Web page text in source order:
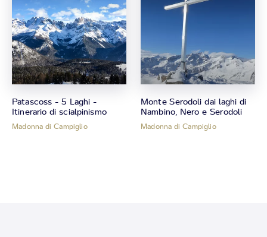
Patascoss - 5 Laghi -
Itinerario di scialpinismo
Madonna di Campiglio
Monte Serodoli dai laghi di
Nambino, Nero e Serodoli
Madonna di Campiglio